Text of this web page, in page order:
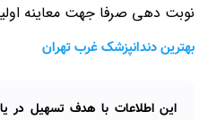
نوبت دهی صرفا جهت معاینه
بهترین دندانپزشک غرب تهران
این اطلاعات با هدف تسهیل در